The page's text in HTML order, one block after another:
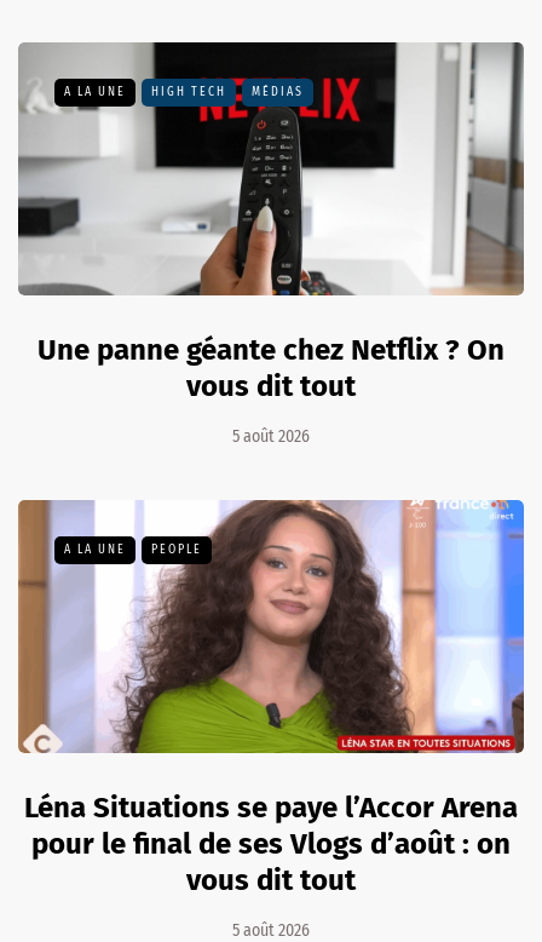
A LA UNE HIGH TECH MÉDIAS
Une panne géante chez Netflix ? On
vous dit tout
5 août 2026
A LA UNE PEOPLE
Léna Situations se paye l’Accor Arena
pour le final de ses Vlogs d’août : on
vous dit tout
5 août 2026